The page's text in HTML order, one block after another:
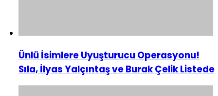
Ünlü İsimlere Uyuşturucu Operasyonu!
Sıla, İlyas Yalçıntaş ve Burak Çelik Listede